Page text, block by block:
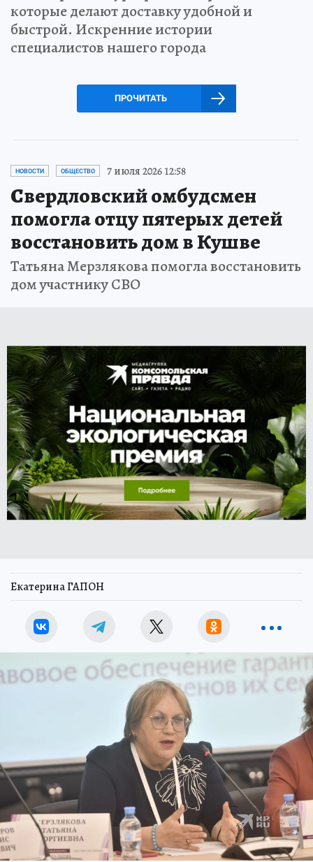
которые делают доставку удобной и
быстрой. Искренние истории
специалистов нашего города
ПРОЧИТАТЬ
НОВОСТИ ОБЩЕСТВО 7 июля 2026 12:58
Свердловский омбудсмен
помогла отцу пятерых детей
восстановить дом в Кушве
Татьяна Мерзлякова помогла восстановить
дом участнику СВО
Екатерина ГАПОН